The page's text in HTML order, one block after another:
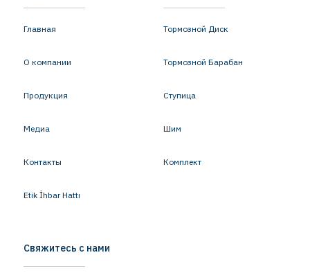
Главная
О компании
Продукция
Медиа
Контакты
Etik İhbar Hattı
Тормозной Диск
Тормозной Барабан
Ступица
Шим
Комплект
Свяжитесь с нами